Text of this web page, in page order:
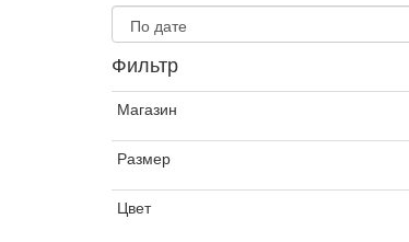
Фильтр
Магазин
Размер
Цвет